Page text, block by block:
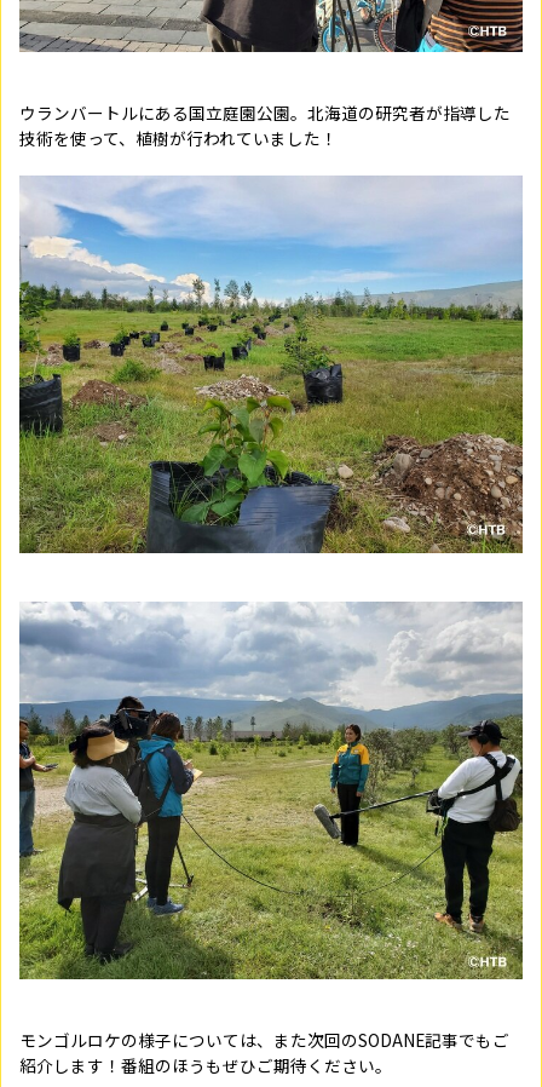
ウランバートルにある国立庭園公園。北海道の研究者が指導した
技術を使って、植樹が行われていました！
モンゴルロケの様子については、また次回のSODANE記事でもご
紹介します！番組のほうもぜひご期待ください。